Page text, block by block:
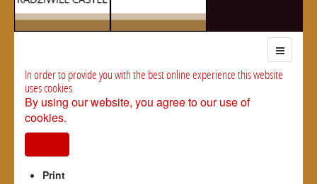
In order to provide you with the best online experience this website
uses cookies.
By using our website, you agree to our use of
cookies.
Print